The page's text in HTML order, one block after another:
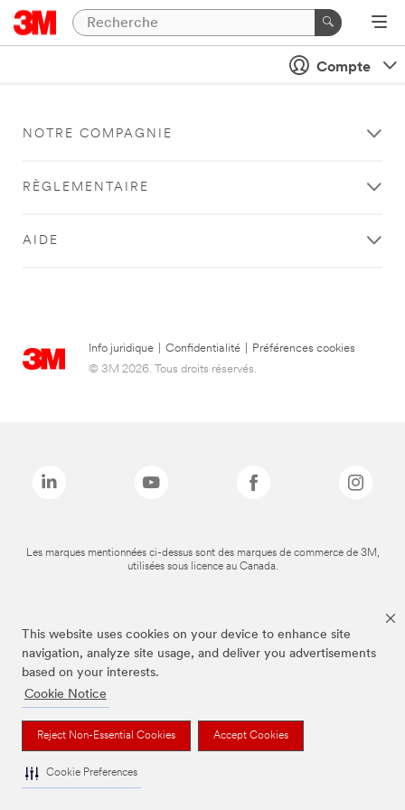
This website uses cookies on your device to enhance site
navigation, analyze site usage, and deliver you advertisements
based on your interests.
Cookie Notice
Reject Non-Essential Cookies Accept Cookies
Cookie Preferences
Compte
NOTRE COMPAGNIE
RÈGLEMENTAIRE
AIDE
Info juridique Confidentialité
Préférences cookies
© 3M 2026. Tous droits réservés.
Les marques mentionnées ci-dessus sont des marques de commerce de 3M,
utilisées sous licence au Canada.